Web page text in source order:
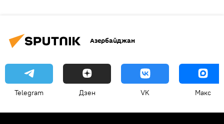
Азербайджан
Telegram Дзен VK Макс